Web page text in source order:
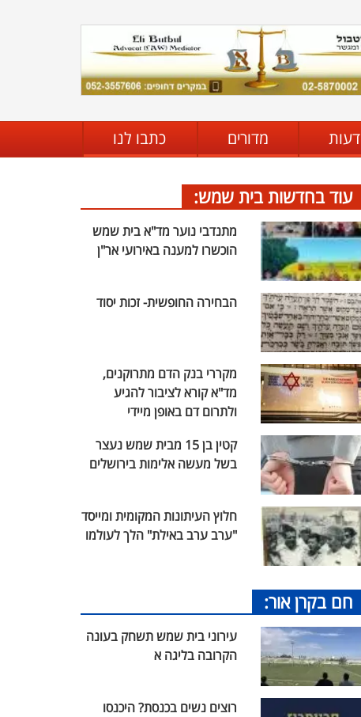
דעות מדורים כתבו לנו
עוד בחדשות בית שמש:
מתנדבי נוער מד"א בית שמש
הוכשרו למענה באירועי אר"ן
הבחירה החופשית- זכות יסוד
מקררי בנק הדם מתרוקנים,
מד"א קורא לציבור להגיע
ולתרום דם באופן מיידי
קטין בן 15 מבית שמש נעצר
בשל מעשה אלימות בירושלים
חלוץ העיתונות המקומית ומייסד
"ערב ערב באילת" הלך לעולמו
חם בקרן אור:
עירוני בית שמש תשחק בעונה
הקרובה בליגה א
רוצים נשים בכנסת? היכנסו